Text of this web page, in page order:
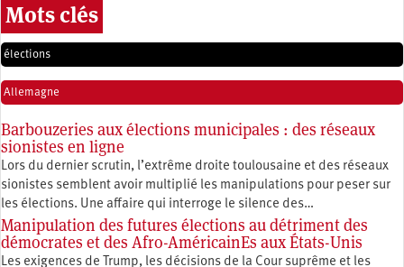
Mots clés
élections
Allemagne
Barbouzeries aux élections municipales : des réseaux
sionistes en ligne
Lors du dernier scrutin, l’extrême droite toulousaine et des réseaux
sionistes semblent avoir multiplié les manipulations pour peser sur
les élections. Une affaire qui interroge le silence des…
Manipulation des futures élections au détriment des
démocrates et des Afro-AméricainEs aux États-Unis
Les exigences de Trump, les décisions de la Cour suprême et les